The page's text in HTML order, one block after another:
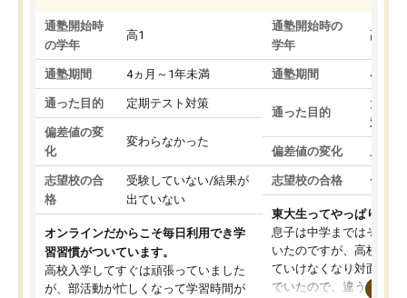
通塾開始時
の学年
高1
通塾期間 4ヵ月～1年未満
通った目的 定期テスト対策
偏差値の変
化
変わらなかった
志望校の合
格
受験していない/結果が
出ていない
オンラインだからこそ毎日利用でき学
習習慣がついています。
高校入学してすぐは頑張っていました
が、部活動が忙しくなって学習時間が
通塾開始時の
学年
高3
通塾期間 4ヵ月
通った目的
大学
対策
偏差値の変化
志望校の合格 合格
東大生ってやっぱりすご
息子は中学まではそこそ
いたのですが、高校に入
ていけなくなり対面の塾
でいたので、違うアプロ